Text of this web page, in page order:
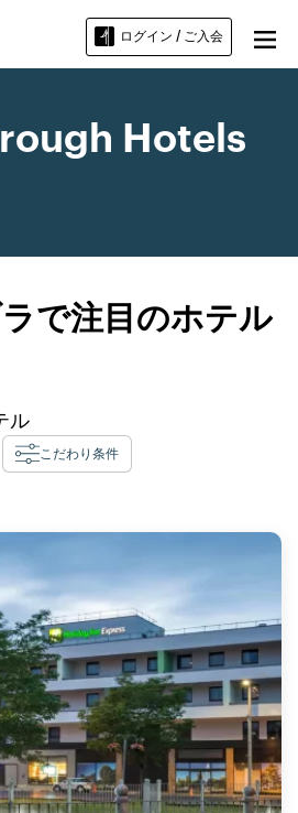
ログイン / ご入会
Hotels
で注目のホテル
ル
こだわり条件